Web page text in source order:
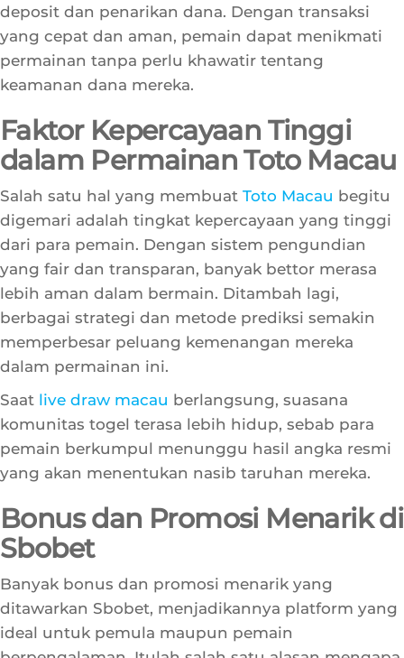
Salah satu keuntungan terbesar dari bermain di
Situs Totoadalah kemudahan dalam proses
deposit dan penarikan dana. Dengan transaksi
yang cepat dan aman, pemain dapat menikmati
permainan tanpa perlu khawatir tentang
keamanan dana mereka.
Faktor Kepercayaan Tinggi
dalam Permainan Toto Macau
Salah satu hal yang membuatToto Macaubegitu
digemari adalah tingkat kepercayaan yang tinggi
dari para pemain. Dengan sistem pengundian
yang fair dan transparan, banyak bettor merasa
lebih aman dalam bermain. Ditambah lagi,
berbagai strategi dan metode prediksi semakin
memperbesar peluang kemenangan mereka
dalam permainan ini.
Saatlive draw macau berlangsung, suasana
komunitas togel terasa lebih hidup, sebab para
pemain berkumpul menunggu hasil angka resmi
yang akan menentukan nasib taruhan mereka.
Bonus dan Promosi Menarik di
Sbobet
Banyak bonus dan promosi menarik yang